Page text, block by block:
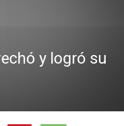
y logró su